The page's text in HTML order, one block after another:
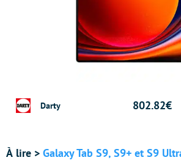
Darty 802.82€
À lire > Galaxy Tab S9, S9+ et S9